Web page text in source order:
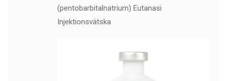
(pentobarbitalnatrium) Eutanasi
Injektionsvätska